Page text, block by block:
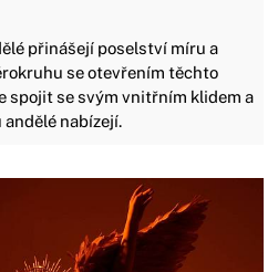
přinášejí poselství míru a
se otevřením těchto
spojit se svým vnitřním klidem a
nabízejí.